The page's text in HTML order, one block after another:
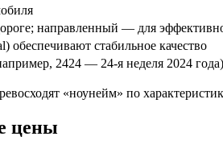
направленный — для
стабильное качество
2424 — 24-я неделя 2024 года)
«ноунейм» по
цены